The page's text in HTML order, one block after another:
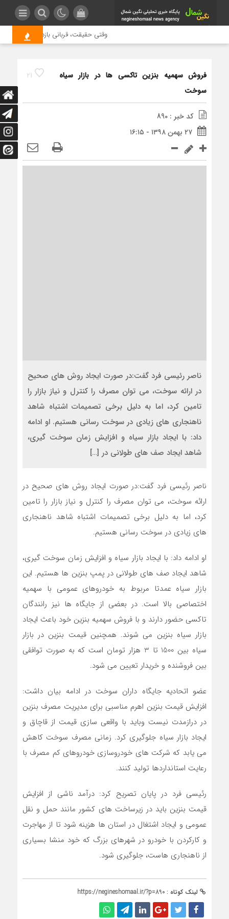
وقتی حقیقت، قربانی بازدید بیشتر
21
فروش سهمیه بنزین تاکسی ها در بازار سیاه
سوخت
کد خبر : 890
۲۷ بهمن ۱۳۹۸ - ۱۶:۱۵
ناصر رئیسی فرد گفت:در صورت ایجاد روش های صحیح
در ارائه سوخت، می توان مصرف را کنترل و نیاز بازار را
تامین کرد، اما به دلیل برخی تصمیمات اشتباه شاهد
ناهنجاری های زیادی در سوخت رسانی هستیم. او ادامه
داد: با ایجاد بازار سیاه و افزایش زمان سوخت گیری،
شاهد ایجاد صف های طولانی در […]
ناصر رئیسی فرد گفت:در صورت ایجاد روش های صحیح در
ارائه سوخت، می توان مصرف را کنترل و نیاز بازار را تامین
کرد، اما به دلیل برخی تصمیمات اشتباه شاهد ناهنجاری
های زیادی در سوخت رسانی هستیم.
او ادامه داد: با ایجاد بازار سیاه و افزایش زمان سوخت گیری،
شاهد ایجاد صف های طولانی در پمپ بنزین ها هستیم. این
بازار سیاه عمدتا مربوط به خودروهای عمومی با سهمیه
اختصاصی بالا است. در بعضی از جایگاه ها نیز رانندگان
تاکسی حضور دارند و با فروش سهمیه بنزین خود باعث ایجاد
بازار سیاه بنزین می شوند. همچنین قیمت بنزین در بازار
سیاه بین 1500 تا 3 هزار تومان است که به صورت توافقی
بین فروشنده و خریدار تعیین می شود.
عضو اتحادیه جایگاه داران سوخت در ادامه بیان داشت:
افزایش قیمت بنزین اهرم مناسبی برای مدیریت مصرف بنزین
در درازمدت نیست وباید با واقعی سازی قیمت از قاچاق و
ایجاد بازار سیاه جلوگیری کرد. زمانی مصرف سوخت کاهش
می یابد که شرکت های خودروسازی خودروهای کم مصرف با
رعایت استانداردها تولید کنند.
رئیسی فرد در پایان تصریح کرد: درآمد ناشی از افزایش
قیمت بنزین باید در زیرساخت های کشور مانند حمل و نقل
عمومی و ایجاد اشتغال در استان ها هزینه شود تا از مهاجرت
و کارکردن با خودرو در شهرهای بزرگ که خود منشا بسیاری
از ناهنجاری هاست، جلوگیری شود.
لینک کوتاه : https://negineshomaal.ir/?p=890